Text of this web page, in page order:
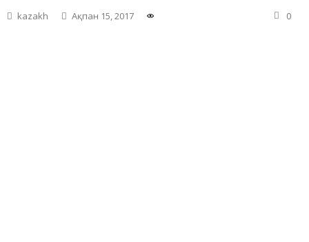
kazakh Ақпан 15, 2017 0